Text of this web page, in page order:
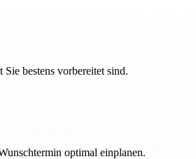
bestens vorbereitet sind.
optimal einplanen.